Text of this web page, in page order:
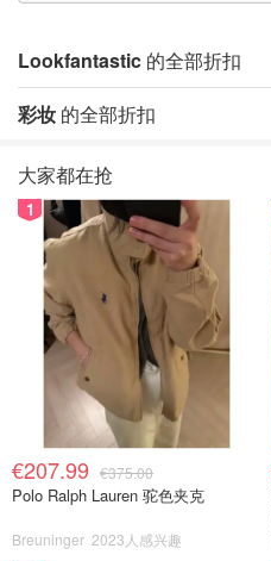
Lookfantastic 的全部折扣
彩妆 的全部折扣
大家都在抢
1
€207.99 €375.00
Polo Ralph Lauren 驼色夹克
Breuninger 2023人感兴趣